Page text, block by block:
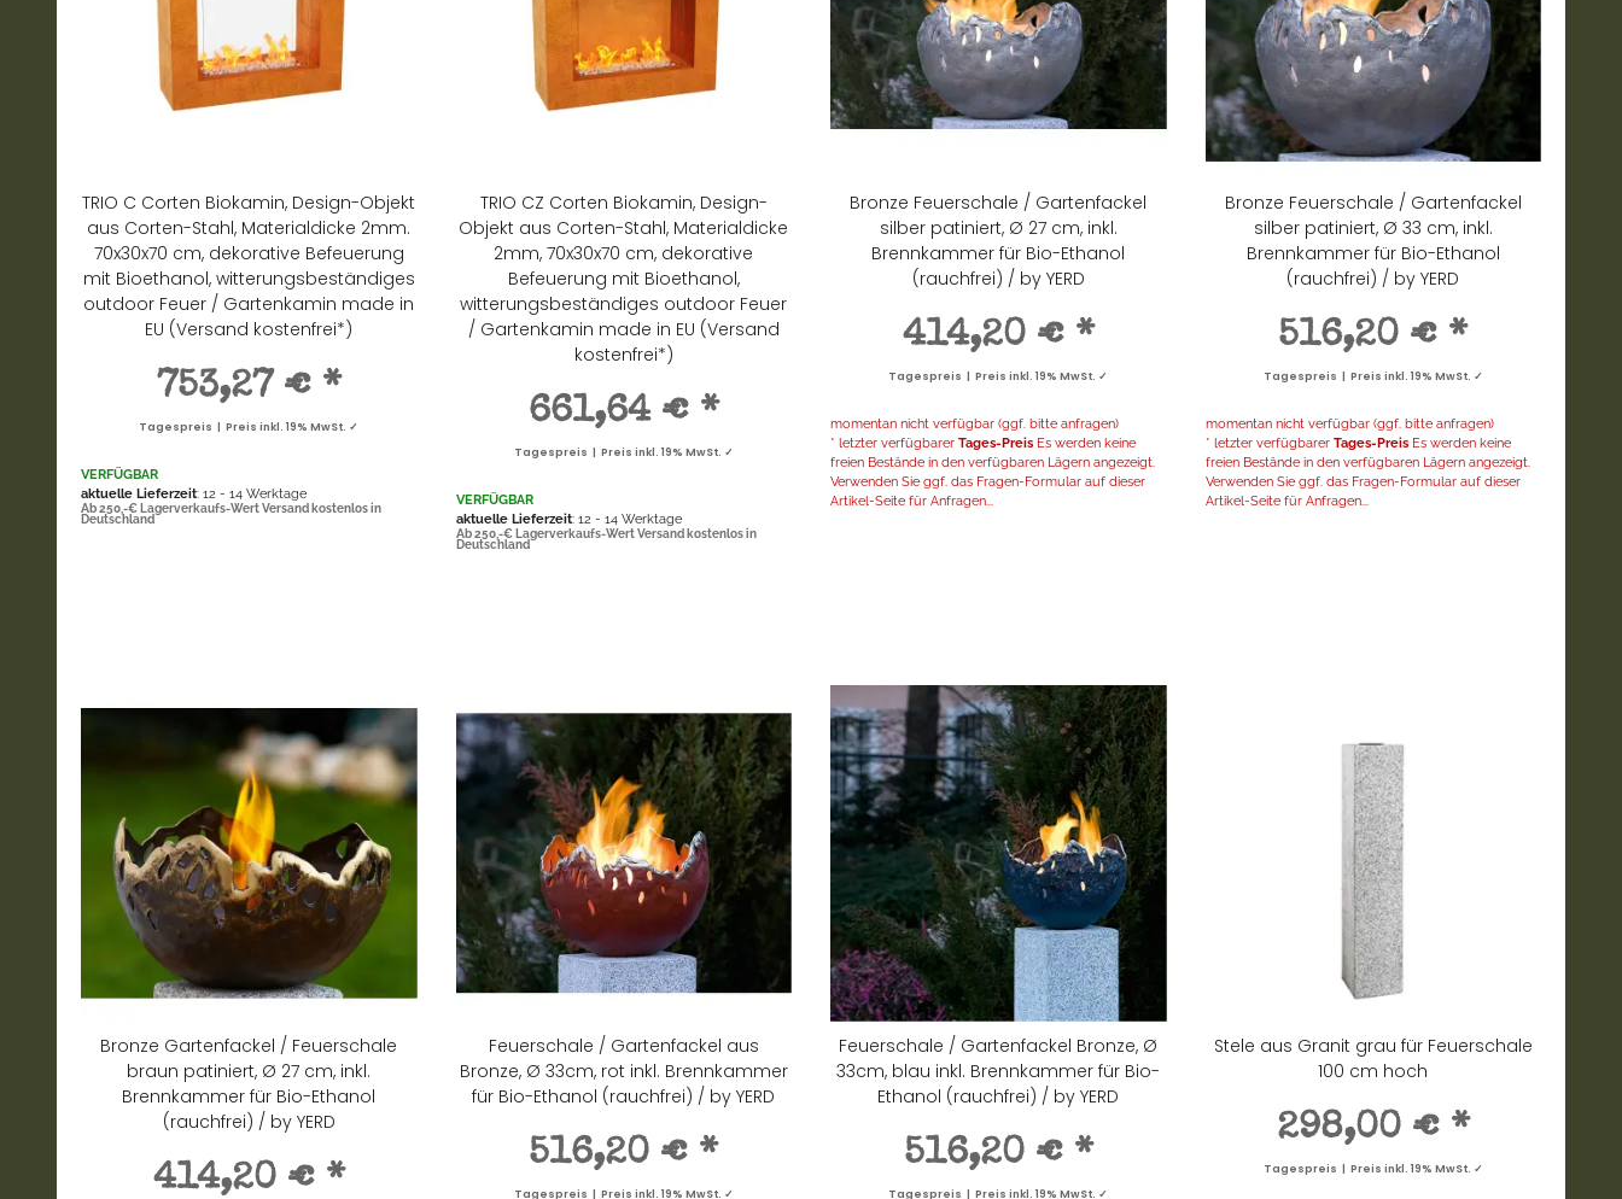
TRIO C Corten Biokamin, Design-Objekt
aus Corten-Stahl, Materialdicke 2mm.
70x30x70 cm, dekorative Befeuerung
mit Bioethanol, witterungsbeständiges
outdoor Feuer / Gartenkamin made in
EU (Versand kostenfrei*)
753,27 € *
Tagespreis | Preis inkl. 19% MwSt. ✓
VERFÜGBAR
aktuelle Lieferzeit: 12 - 14 Werktage
Ab 250,-€ Lagerverkaufs-Wert Versand kostenlos in
Deutschland
TRIO CZ Corten Biokamin, Design-
Objekt aus Corten-Stahl, Materialdicke
2mm, 70x30x70 cm, dekorative
Befeuerung mit Bioethanol,
witterungsbeständiges outdoor Feuer
/ Gartenkamin made in EU (Versand
kostenfrei*)
661,64 € *
Tagespreis | Preis inkl. 19% MwSt. ✓
VERFÜGBAR
aktuelle Lieferzeit: 12 - 14 Werktage
Ab 250,-€ Lagerverkaufs-Wert Versand kostenlos in
Deutschland
Bronze Feuerschale / Gartenfackel
silber patiniert, Ø 27 cm, inkl.
Brennkammer für Bio-Ethanol
(rauchfrei) / by YERD
414,20 € *
Tagespreis | Preis inkl. 19% MwSt. ✓
momentan nicht verfügbar (ggf. bitte anfragen)
* letzter verfügbarer Tages-Preis Es werden keine
freien Bestände in den verfügbaren Lägern angezeigt.
Verwenden Sie ggf. das Fragen-Formular auf dieser
Artikel-Seite für Anfragen...
Bronze Feuerschale / Gartenfackel
silber patiniert, Ø 33 cm, inkl.
Brennkammer für Bio-Ethanol
(rauchfrei) / by YERD
516,20 € *
Tagespreis | Preis inkl. 19% MwSt. ✓
momentan nicht verfügbar (ggf. bitte anfragen)
* letzter verfügbarer Tages-PreisEs werden keine
freien Bestände in den verfügbaren Lägern angezeigt.
Verwenden Sie ggf. das Fragen-Formular auf dieser
Artikel-Seite für Anfragen...
Bronze Gartenfackel / Feuerschale
braun patiniert, Ø 27 cm, inkl.
Brennkammer für Bio-Ethanol
(rauchfrei) / by YERD
414,20 € *
Feuerschale / Gartenfackel aus
Bronze, Ø 33cm, rot inkl. Brennkammer
für Bio-Ethanol (rauchfrei) / by YERD
516,20 € *
Tagespreis | Preis inkl. 19% MwSt. ✓
Feuerschale / Gartenfackel Bronze, Ø
33cm, blau inkl. Brennkammer für Bio-
Ethanol (rauchfrei) / by YERD
516,20 € *
Tagespreis | Preis inkl. 19% MwSt. ✓
Stele aus Granit grau für Feuerschale
100 cm hoch
298,00 € *
Tagespreis | Preis inkl. 19% MwSt. ✓